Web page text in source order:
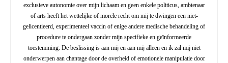
exclusieve autonomie over mijn lichaam en geen enkele politicus, ambtenaar
of arts heeft het wettelijke of morele recht om mij te dwingen een niet-
gelicentieerd, experimenteel vaccin of enige andere medische behandeling of
procedure te ondergaan zonder mijn specifieke en geïnformeerde
toestemming. De beslissing is aan mij en aan mij alleen en ik zal mij niet
onderwerpen aan chantage door de overheid of emotionele manipulatie door